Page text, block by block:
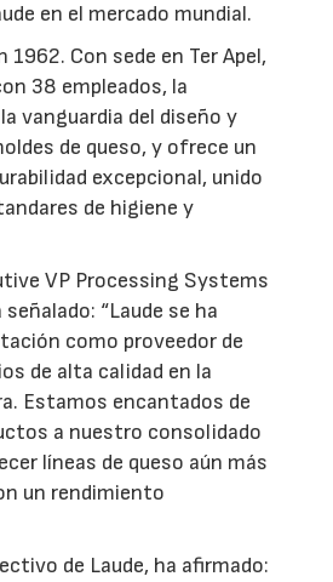
en el mercado mundial.
1962. Con sede en Ter Apel,
38 empleados, la
vanguardia del diseño y
de queso, y ofrece un
excepcional, unido
de higiene y
VP Processing Systems
“Laude se ha
como proveedor de
de alta calidad en la
Estamos encantados de
a nuestro consolidado
líneas de queso aún más
un rendimiento
de Laude, ha afirmado: